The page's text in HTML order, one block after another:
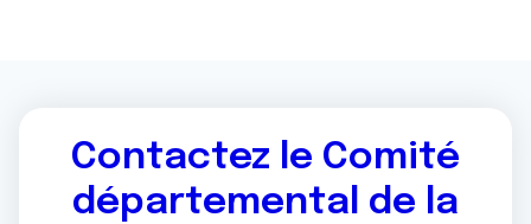
Contactez le Comité
départemental de la